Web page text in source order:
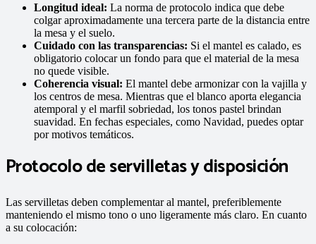
Longitud ideal: La norma de protocolo indica que debe
colgar aproximadamente una tercera parte de la distancia entre
la mesa y el suelo.
Cuidado con las transparencias: Si el mantel es calado, es
obligatorio colocar un fondo para que el material de la mesa
no quede visible.
Coherencia visual: El mantel debe armonizar con la vajilla y
los centros de mesa. Mientras que el blanco aporta elegancia
atemporal y el marfil sobriedad, los tonos pastel brindan
suavidad. En fechas especiales, como Navidad, puedes optar
por motivos temáticos.
Protocolo de servilletas y disposición
Las servilletas deben complementar al mantel, preferiblemente
manteniendo el mismo tono o uno ligeramente más claro. En cuanto
a su colocación: